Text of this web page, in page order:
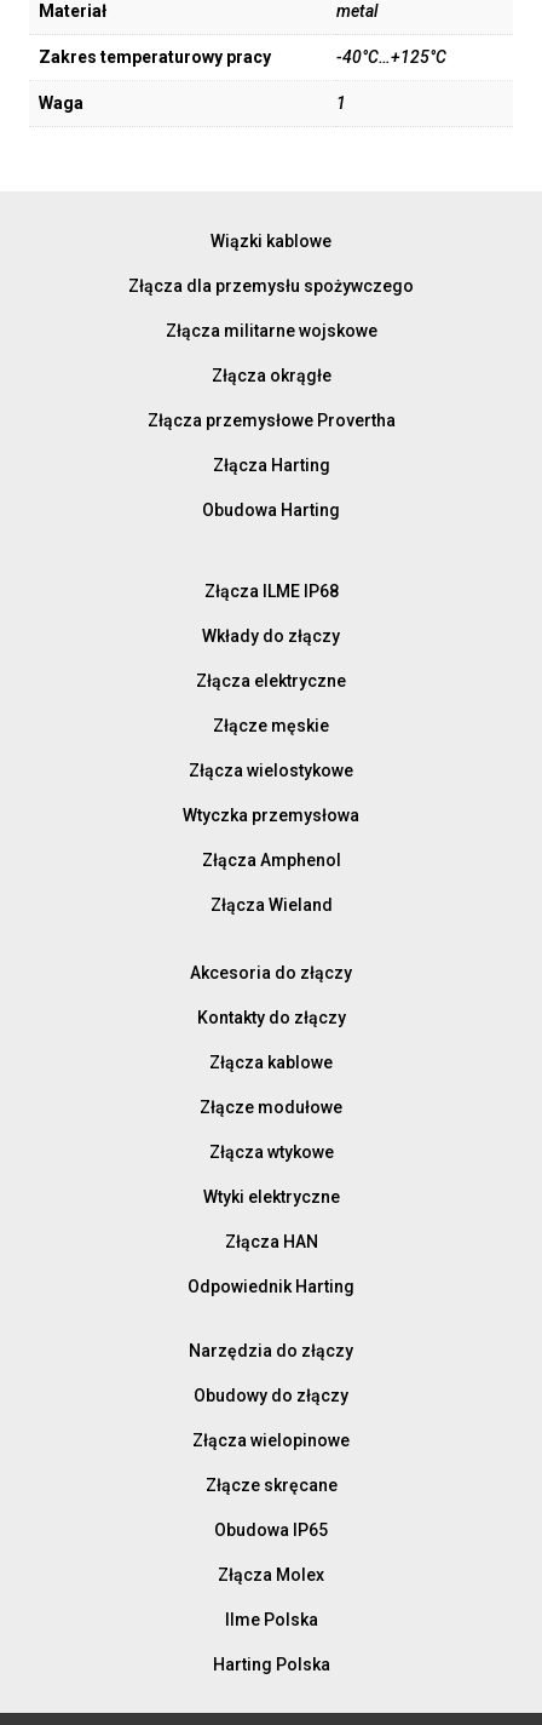
Materiał metal
Zakres temperaturowy pracy -40°C…+125°C
Waga 1
Wiązki kablowe
Złącza dla przemysłu spożywczego
Złącza militarne wojskowe
Złącza okrągłe
Złącza przemysłowe Provertha
Złącza Harting
Obudowa Harting
Złącza ILME IP68
Wkłady do złączy
Złącza elektryczne
Złącze męskie
Złącza wielostykowe
Wtyczka przemysłowa
Złącza Amphenol
Złącza Wieland
Akcesoria do złączy
Kontakty do złączy
Złącza kablowe
Złącze modułowe
Złącza wtykowe
Wtyki elektryczne
Złącza HAN
Odpowiednik Harting
Narzędzia do złączy
Obudowy do złączy
Złącza wielopinowe
Złącze skręcane
Obudowa IP65
Złącza Molex
Ilme Polska
Harting Polska